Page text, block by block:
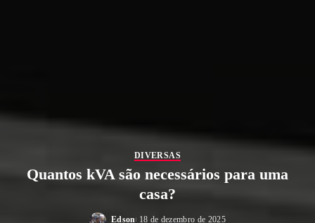
DIVERSAS
Quantos kVA são necessários para uma
casa?
Edson 18 de dezembro de 2025